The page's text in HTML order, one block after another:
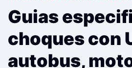
Guias
choques con
autobus,